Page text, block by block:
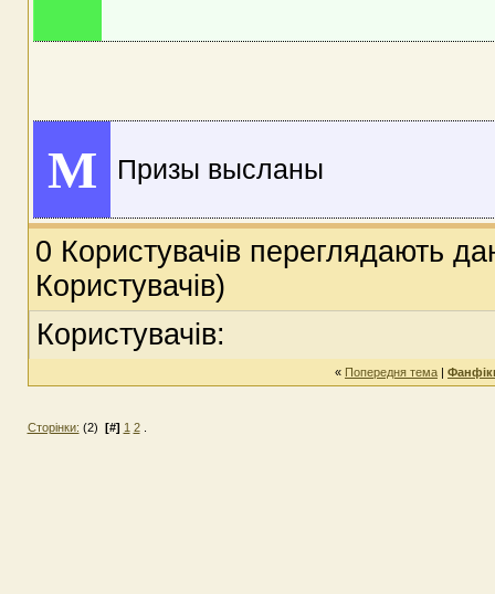
M Призы высланы
0 Користувачів переглядають
Користувачів)
Користувачів:
« Попередня тема |
Сторінки: (2) [#] 1 2.